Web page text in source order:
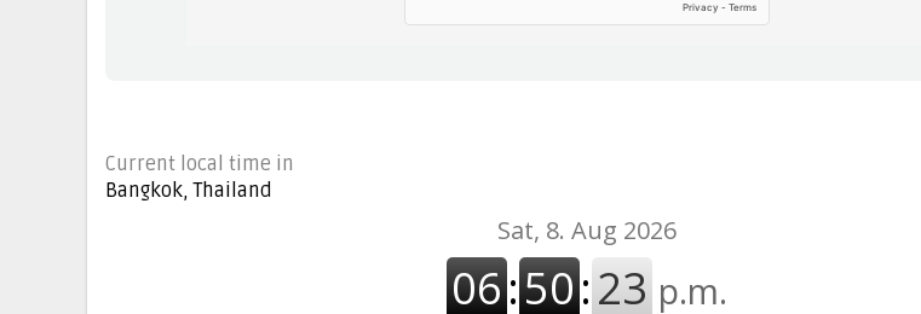
Current local time in
Bangkok, Thailand